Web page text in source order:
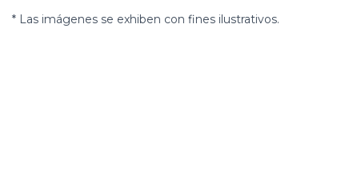
* Las imágenes se exhiben con fines ilustrativos.